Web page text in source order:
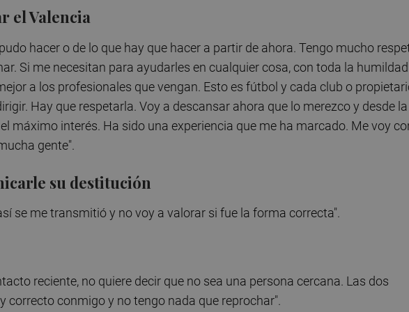
el Valencia
hacer o de lo que hay que hacer a partir de ahora. Tengo mucho
Si me necesitan para ayudarles en cualquier cosa, con toda la humildad
a los profesionales que vengan. Esto es fútbol y cada club o
Hay que respetarla. Voy a descansar ahora que lo merezco y desde la
máximo interés. Ha sido una experiencia que me ha marcado. Me voy
gente".
su destitución
se me transmitió y no voy a valorar si fue la forma correcta".
reciente, no quiere decir que no sea una persona cercana. Las dos
correcto conmigo y no tengo nada que reprochar".